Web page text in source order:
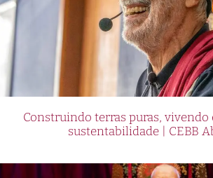
Construindo terras puras, vivendo
sustentabilidade | CEBB